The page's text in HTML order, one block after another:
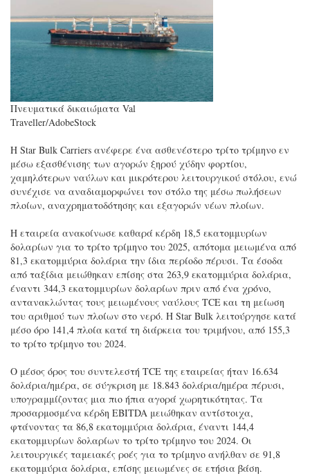
Πνευματικά δικαιώματα Val
Traveller/AdobeStock
Η Star Bulk Carriers ανέφερε ένα ασθενέστερο τρίτο τρίμηνο εν
μέσω εξασθένισης των αγορών ξηρού χύδην φορτίου,
χαμηλότερων ναύλων και μικρότερου λειτουργικού στόλου, ενώ
συνέχισε να αναδιαμορφώνει τον στόλο της μέσω πωλήσεων
πλοίων, αναχρηματοδότησης και εξαγορών νέων πλοίων.
Η εταιρεία ανακοίνωσε καθαρά κέρδη 18,5 εκατομμυρίων
δολαρίων για το τρίτο τρίμηνο του 2025, απότομα μειωμένα από
81,3 εκατομμύρια δολάρια την ίδια περίοδο πέρυσι. Τα έσοδα
από ταξίδια μειώθηκαν επίσης στα 263,9 εκατομμύρια δολάρια,
έναντι 344,3 εκατομμυρίων δολαρίων πριν από ένα χρόνο,
αντανακλώντας τους μειωμένους ναύλους TCE και τη μείωση
του αριθμού των πλοίων στο νερό. Η Star Bulk λειτούργησε κατά
μέσο όρο 141,4 πλοία κατά τη διάρκεια του τριμήνου, από 155,3
το τρίτο τρίμηνο του 2024.
Ο μέσος όρος του συντελεστή TCE της εταιρείας ήταν 16.634
δολάρια/ημέρα, σε σύγκριση με 18.843 δολάρια/ημέρα πέρυσι,
υπογραμμίζοντας μια πιο ήπια αγορά χωρητικότητας. Τα
προσαρμοσμένα κέρδη EBITDA μειώθηκαν αντίστοιχα,
φτάνοντας τα 86,8 εκατομμύρια δολάρια, έναντι 144,4
εκατομμυρίων δολαρίων το τρίτο τρίμηνο του 2024. Οι
λειτουργικές ταμειακές ροές για το τρίμηνο ανήλθαν σε 91,8
εκατομμύρια δολάρια, επίσης μειωμένες σε ετήσια βάση.